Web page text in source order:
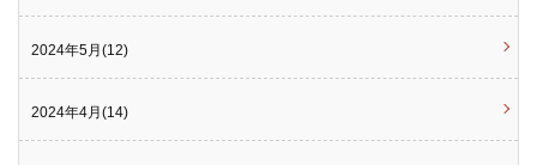
2024年5月(12)
2024年4月(14)